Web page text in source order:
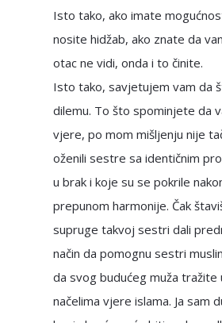
Isto tako, ako imate
nosite hidžab, ako znate da
otac ne vidi, onda i to činite.
Isto tako, savjetujem vam da
dilemu. To što spominjete da
vjere, po mom mišljenju nije
oženili sestre sa identičnim
u brak i koje su se pokrile
prepunom harmonije. Čak
supruge takvoj sestri dali
način da pomognu sestri
da svog budućeg muža tražite
načelima vjere islama. Ja sam